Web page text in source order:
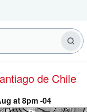
de Chile
at 8pm -04